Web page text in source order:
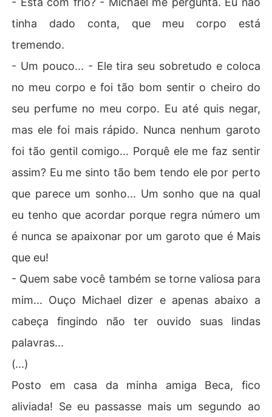
tinha dado conta, que meu corpo está
tremendo.
- Um pouco... - Ele tira seu sobretudo e coloca
no meu corpo e foi tão bom sentir o cheiro do
seu perfume no meu corpo. Eu até quis negar,
mas ele foi mais rápido. Nunca nenhum garoto
foi tão gentil comigo... Porquê ele me faz sentir
assim? Eu me sinto tão bem tendo ele por perto
que parece um sonho... Um sonho que na qual
eu tenho que acordar porque regra número um
é nunca se apaixonar por um garoto que é Mais
que eu!
- Quem sabe você também se torne valiosa para
mim... Ouço Michael dizer e apenas abaixo a
cabeça fingindo não ter ouvido suas lindas
palavras...
(...)
Posto em casa da minha amiga Beca, fico
aliviada! Se eu passasse mais um segundo ao